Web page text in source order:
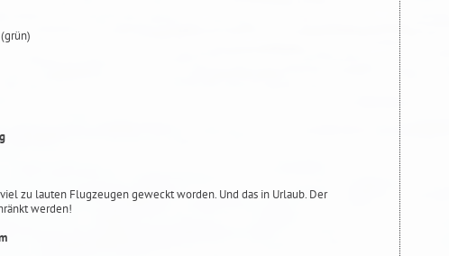
zu lauten Flugzeugen geweckt worden. Und das in Urlaub. Der
werden!